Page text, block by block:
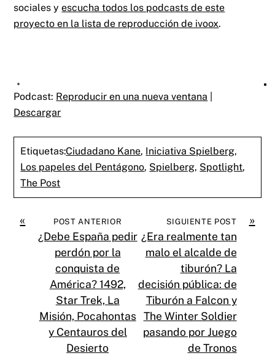
sociales yescucha todos los podcasts de este
proyecto en la lista de reproducción de ivoox.
Podcast: Reproducir en una nueva ventana
Descargar
Etiquetas:Ciudadano Kane, Iniciativa Spielberg,
Los papeles del Pentágono, Spielberg, Spotlight,
The Post
« POST ANTERIOR
¿Debe España pedir
perdón por la
conquista de
América? 1492,
Star Trek, La
Misión, Pocahontas
y Centauros del
Desierto
»
SIGUIENTE POST
¿Era realmente tan
malo el alcalde de
tiburón? La
decisión pública: de
Tiburón a Falcon y
The Winter Soldier
pasando por Juego
de Tronos